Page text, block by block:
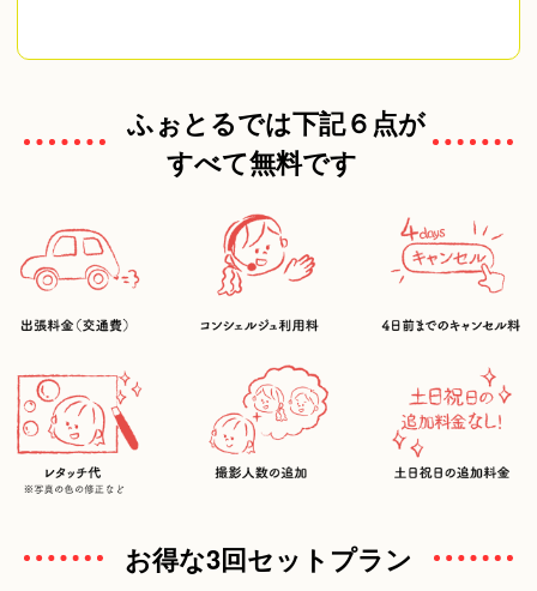
ふぉとるでは下記６点が
すべて無料です
お得な3回セットプラン